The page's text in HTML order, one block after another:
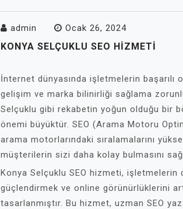
admin Ocak 26, 2024
KONYA SELÇUKLU SEO HIZMETI
İnternet dünyasında işletmelerin
gelişim ve marka bilinirliği sağlama
Selçuklu gibi rekabetin yoğun olduğu bir
önemi büyüktür. SEO (Arama Motoru
arama motorlarındaki sıralamalarını
müşterilerin sizi daha kolay bulmasını
Konya Selçuklu SEO hizmeti, işletmelerin
güçlendirmek ve online görünürlüklerini
tasarlanmıştır. Bu hizmet, uzman SEO